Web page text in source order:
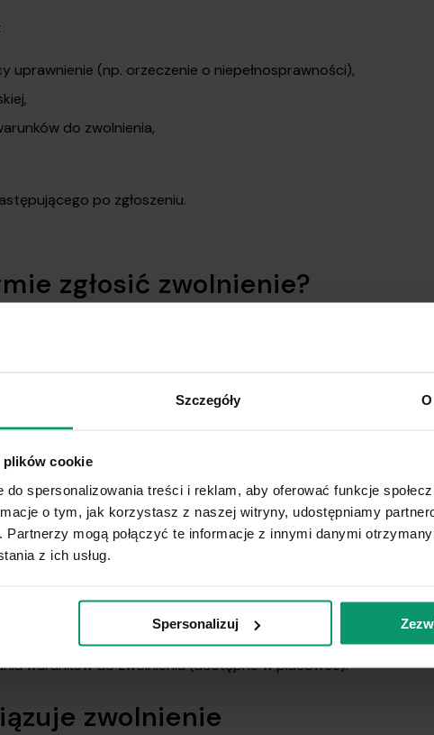
Szczegóły
plików cookie
spersonalizowania treści i reklam, aby oferować funkcje
o tym, jak korzystasz z naszej witryny, udostępniamy
mogą połączyć te informacje z innymi danymi
z ich usług.
Spersonalizuj
(np. orzeczenie o niepełnosprawności),
do zwolnienia,
po zgłoszeniu.
zgłosić zwolnienie?
placówce Poczty Polskiej.
ponieważ pracownik poczty musi zweryfikować
potrzebne?
(np. orzeczenie o znacznym stopniu niepełnosprawności),
warunków do zwolnienia (dostępne w placówce).
zwolnienie